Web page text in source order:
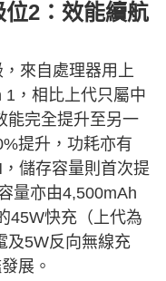
2：效能續航
來自處理器用上
，相比上代只屬中
能完全提升至另一
提升，功耗亦有
儲存容量則首次提
量亦由4,500mAh
45W快充（上代為
及5W反向無線充
展。